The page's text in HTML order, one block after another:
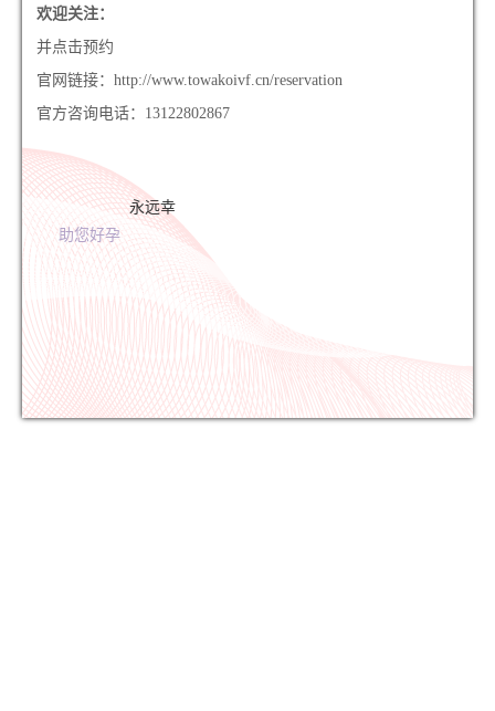
欢迎关注：
并点击预约
官网链接：http://www.towakoivf.cn/reservation
官方咨询电话：13122802867
永远幸
助您好孕